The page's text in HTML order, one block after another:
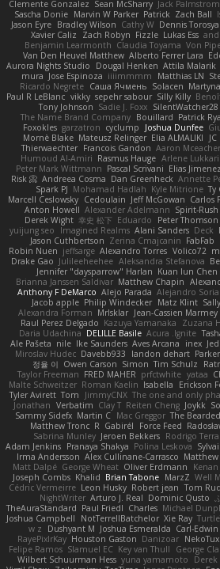
Clemente Gonzalez Sean McSharry Jack Palmstrom
Sascha Donie Marvin W Parker Patrick Zach Ball
Jason Eyre Bradley Wilson Cathy W Dennis
Xavier Caliz
Zach Robyn Fizzle Lukas Ess
Benjamin Learmonth Claudia Toyama Von
Van Den Heuvel Matthew Alberto Ferrer Lara
Aurora Nights Studio
Dougal Henken Attila Malarik
mura Jose Espinoza iiiimmmm Matthias LN
Ricardo Negrete Саша Ячмень Solacen
Paul R LeBlanc vikky sepehr sabour Silly Killy
Tony Johnson Sadie J. Foxx SilentWatcher28
The Name Brand Company Bouillard Patrick
Foxokles garzatron cyclump Joshua Dunfee
Mornè Blake Mateusz Relinger Elia ALMALIKI JC
Thierwaechter Francois Gandon Aaron
Humoud Al-Amiri Rasmus Hauge Arlene
Peter Mark Wittmann Pascal Scrivani Elias Jimenez
Risk 📀 Andreea Cosma Dan Greenheck Annette
Spark PJ Mohamad Hadlah Kyle Mitrione Ty
Marcell Ceslowsky Cedoulain Jeff McGowan Carlos
Anton Howell Alexander Adelmann Spirit-Rush
Derek Wight 幸史 松下 Eduardo Peter Thomson
yuijung seo
Imagined Realms Alani Sanders Deck
Jason Cuthbertson Zerina Cmajcanin FabFab
Robin Nuen jeffsarge Alexandro Torres Volico72
Drake Gao Julileeheehee Aleksandra Stefanova
Jennifer "daysparrow" Harlan Kuan lun Chen
Brianna Janssen Saldivar Matthew Chapin
Anthony F DeMarco Alejo Parada Alejandro
Jacob apple Philip Windecker Matz Klint
Alexandra Forman MrIsklar Jean-Cassien Marmey
Raul Perez Delgado Kazuya Yamanaka Zuzana
Daria Udachina DELILLE Basile Acura .Ignite
Ale Pašeta nile Ike Saunders Aves Arcana inex
Miroslav Hudec Davebb933 landon dehart
정율 이 Owen Carson Simon Tim Schulz
Taylor Freeman FRED MAHER prfctwhite yataa
Malte Schweitzer Roman Kaelin Isabella Erickson
Tyler Avirett Tom JimmyCNX The one and only
Jonathan Verbatim Clay T Reiten Cheng Joykk
Sammy Sidefx Martin C Mac Greggor The
Matthew Tronc R Gabirél Force Feed
Sabrina Munley Jeroen Bekkers Rodrigo
Adam Jenkins Pranaya Shakya Polina Leskova
Irma Andersson Alex Cullinane-Carrasco
Matt Dalpé George Wheat Oliver Erdmann Kenan
Joseph Combs Khalid Brian Tabone MarzZ Well
Cédric Vermeirre Leon Husky Robert jean Tom
NightWriter Arturo J. Real Dominic Qusto
TheAuraStandard Paul Friedl Charles Michael
Joshua Campbell
NotTerrellBatchelor Xie Ray
w z
Dushyant M Joshua Esmeralda Carl-Edwin
RayePixlrKay Houston Gaston Danizoar NekoTux
Felipe Ramos Slamuel EC Key van Thull George
Wilbert Schuurman Hess yuna yamamoto Derek